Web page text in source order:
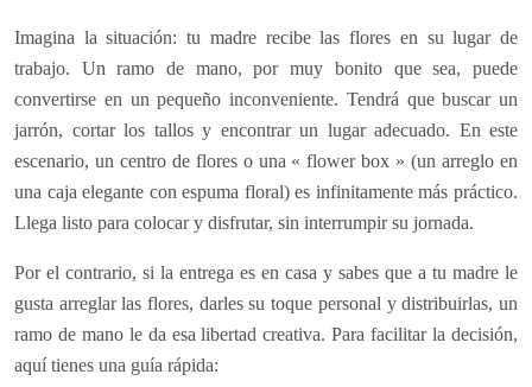
Imagina la situación: tu madre recibe las flores en su lugar de
trabajo. Un ramo de mano, por muy bonito que sea, puede
convertirse en un pequeño inconveniente. Tendrá que buscar un
jarrón, cortar los tallos y encontrar un lugar adecuado. En este
escenario, un centro de flores o una « flower box » (un arreglo en
una caja elegante con espuma floral) es infinitamente más práctico.
Llega listo para colocar y disfrutar, sin interrumpir su jornada.
Por el contrario, si la entrega es en casa y sabes que a tu madre le
gusta arreglar las flores, darles su toque personal y distribuirlas, un
ramo de mano le da esa libertad creativa. Para facilitar la decisión,
aquí tienes una guía rápida: